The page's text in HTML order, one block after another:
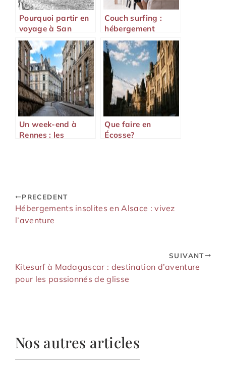
Pourquoi partir en
voyage à San
Francisco ?
Couch surfing :
hébergement
gratuit, sécurité et
conseils pour bien
voyager
Un week-end à
Rennes : les
Que faire en
Écosse?
PRECEDENT
Hébergements insolites en Alsace : vivez
l’aventure
SUIVANT
Kitesurf à Madagascar : destination d’aventure
pour les passionnés de glisse
Nos autres articles